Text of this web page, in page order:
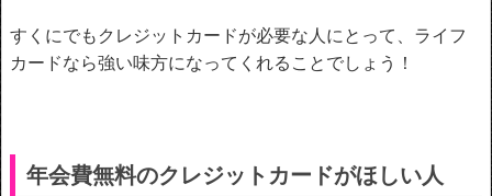
すくにでもクレジットカードが必要な人にとって、ライフ
カードなら強い味方になってくれることでしょう！
年会費無料のクレジットカードがほしい人